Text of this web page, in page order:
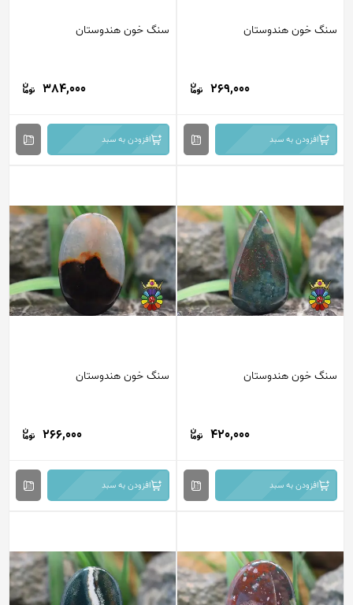
سنگ خون هندوستان
269,000
افزودن به سبد
سنگ خون هندوستان
384,000
افزودن به سبد
سنگ خون هندوستان
420,000
افزودن به سبد
سنگ خون هندوستان
266,000
افزودن به سبد